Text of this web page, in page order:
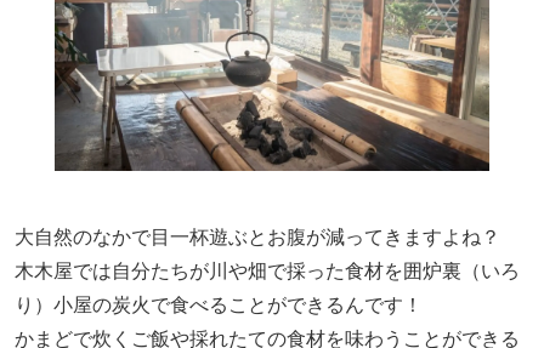
大自然のなかで目一杯遊ぶとお腹が減ってきますよね？
木木屋では自分たちが川や畑で採った食材を囲炉裏（いろ
り）小屋の炭火で食べることができるんです！
かまどで炊くご飯や採れたての食材を味わうことができる